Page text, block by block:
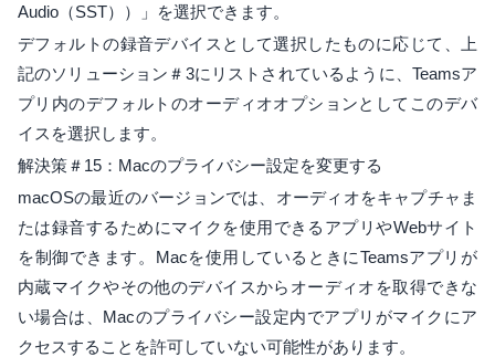
Audio（SST））」を選択できます。
デフォルトの録音デバイスとして選択したものに応じて、上
記のソリューション＃3にリストされているように、Teamsア
プリ内のデフォルトのオーディオオプションとしてこのデバ
イスを選択します。
解決策＃15：Macのプライバシー設定を変更する
macOSの最近のバージョンでは、オーディオをキャプチャま
たは録音するためにマイクを使用できるアプリやWebサイト
を制御できます。Macを使用しているときにTeamsアプリが
内蔵マイクやその他のデバイスからオーディオを取得できな
い場合は、Macのプライバシー設定内でアプリがマイクにア
クセスすることを許可していない可能性があります。